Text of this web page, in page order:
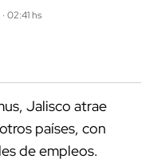
02:41 hs
Jalisco atrae
países, con
de empleos.